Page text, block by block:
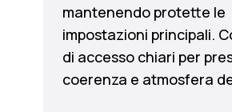
mantenendo protette le
impostazioni principali.
di accesso chiari per
coerenza e atmosfera